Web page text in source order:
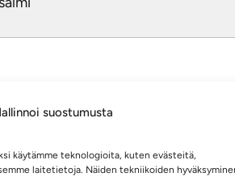
suostumusta
käytämme teknologioita, kuten evästeitä,
laitetietoja. Näiden tekniikoiden